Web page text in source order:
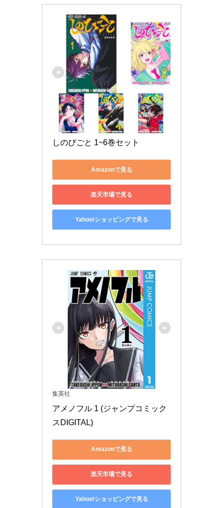
しのびごと 1~6巻セット
Amazonで見る
楽天市場で見る
Yahoo!ショッピングで見る
集英社
アメノフル 1 (ジャンプコミック
スDIGITAL)
Amazonで見る
楽天市場で見る
Yahoo!ショッピングで見る